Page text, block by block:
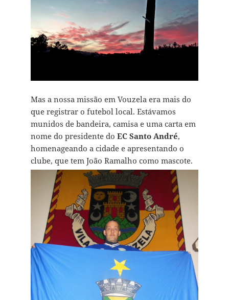
Mas a nossa missão em Vouzela era mais do
que registrar o futebol local. Estávamos
munidos de bandeira, camisa e uma carta em
nome do presidente do EC Santo André,
homenageando a cidade e apresentando o
clube, que tem João Ramalho como mascote.